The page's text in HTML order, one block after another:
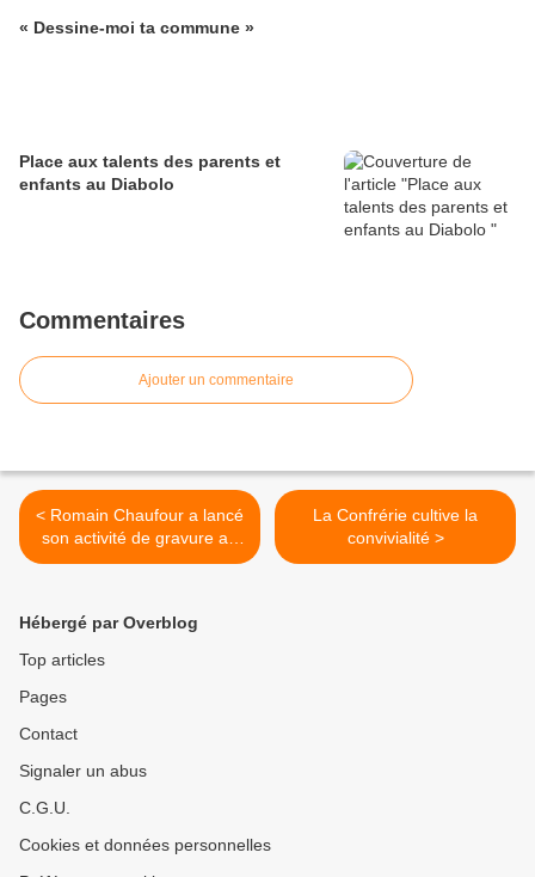
« Dessine-moi ta commune »
Place aux talents des parents et
enfants au Diabolo
Commentaires
Ajouter un commentaire
< Romain Chaufour a lancé
son activité de gravure au
laser
La Confrérie cultive la
convivialité >
Hébergé par Overblog
Top articles
Pages
Contact
Signaler un abus
C.G.U.
Cookies et données personnelles